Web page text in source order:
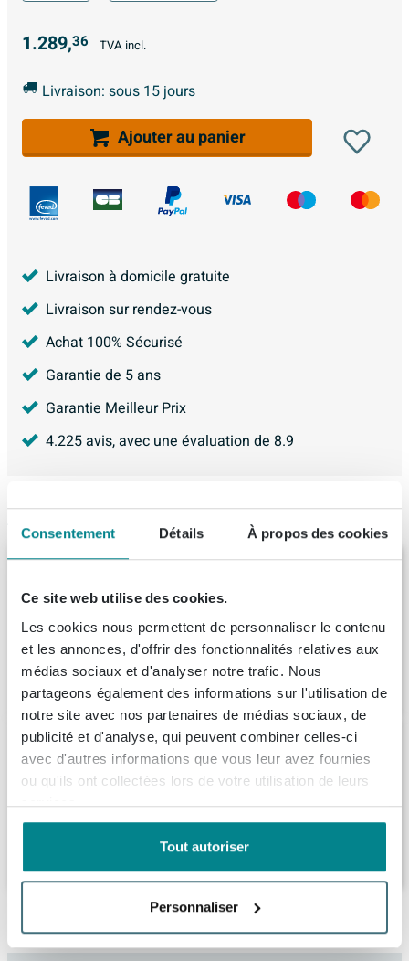
Consentement Détails À propos des cookies
Ce site web utilise des cookies.
Les cookies nous permettent de personnaliser le contenu
et les annonces, d'offrir des fonctionnalités relatives aux
médias sociaux et d'analyser notre trafic. Nous
partageons également des informations sur l'utilisation de
notre site avec nos partenaires de médias sociaux, de
publicité et d'analyse, qui peuvent combiner celles-ci
avec d'autres informations que vous leur avez fournies
ou qu'ils ont collectées lors de votre utilisation de leurs
services.
Tout autoriser
Personnaliser
1.289,36 TVA incl.
Livraison: sous 15 jours
Ajouter au panier
Livraison à domicile gratuite
Livraison sur rendez-vous
Achat 100% Sécurisé
Garantie de 5 ans
Garantie Meilleur Prix
4.225avis, avec une évaluation de 8.9
Articles similaires
taupe
Livraison:1 - 2 semaines
1.476,36
Saniclass Prime Balance Meuble sous
lavabo - 120x55x44.9cm - 4 tiroirs -
Poignée intégrée - MDF - bleu marine mat
Livraison:1 - 2 semaines